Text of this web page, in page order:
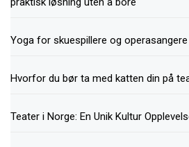
Yoga for skuespillere og operasangere
Hvorfor du bør ta med katten din på
Teater i Norge: En Unik Kultur